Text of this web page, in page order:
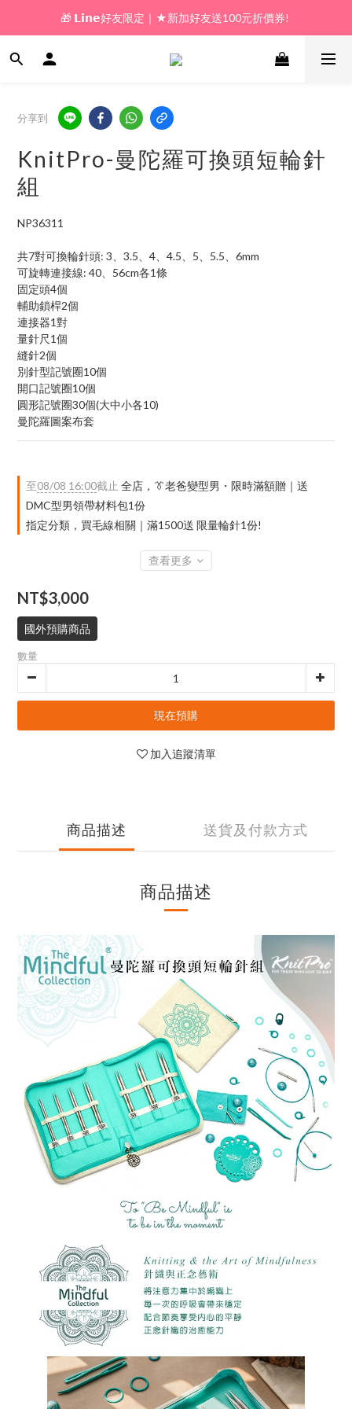
🎁 新好友購物金｜★加入新會員領券送100元!
🎁 𝗟𝗶𝗻𝗲好友限定｜★新加好友送100元折價券!
🎁 新好友購物金｜★加入新會員領券送100元!
分享到
KnitPro-曼陀羅可換頭短輪針
組
NP36311
共7對可換輪針頭: 3、3.5、4、4.5、5、5.5、6mm
可旋轉連接線: 40、56cm各1條
固定頭4個
輔助鎖桿2個
連接器1對
量針尺1個
縫針2個
別針型記號圈10個
開口記號圈10個
圓形記號圈30個(大中小各10)
曼陀羅圖案布套
至08/08 16:00截止 全店，👔老爸變型男・限時滿額贈｜送
DMC型男領帶材料包1份
指定分類，買毛線相關｜滿1500送 限量輪針1份!
查看更多
NT$3,000
國外預購商品
數量
現在預購
加入追蹤清單
商品描述 送貨及付款方式
商品描述